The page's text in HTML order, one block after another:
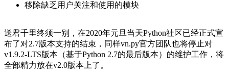
移除缺乏用户关注和使用的模块
送君千里终须一别，在2020年元旦当天Python社区已经正式宣
布了对2.7版本支持的结束，同样vn.py官方团队也将停止对
v1.9.2-LTS版本（基于Python 2.7的最后版本）的维护工作，将
全部精力放在v2.0版本上了。